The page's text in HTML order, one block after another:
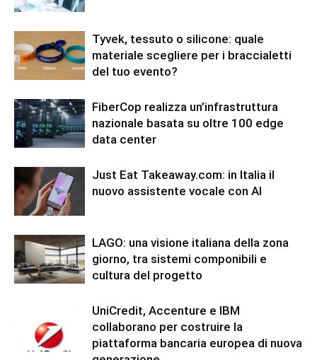
Tyvek, tessuto o silicone: quale
materiale scegliere per i braccialetti
del tuo evento?
FiberCop realizza un’infrastruttura
nazionale basata su oltre 100 edge
data center
Just Eat Takeaway.com: in Italia il
nuovo assistente vocale con AI
LAGO: una visione italiana della zona
giorno, tra sistemi componibili e
cultura del progetto
UniCredit, Accenture e IBM
collaborano per costruire la
piattaforma bancaria europea di nuova